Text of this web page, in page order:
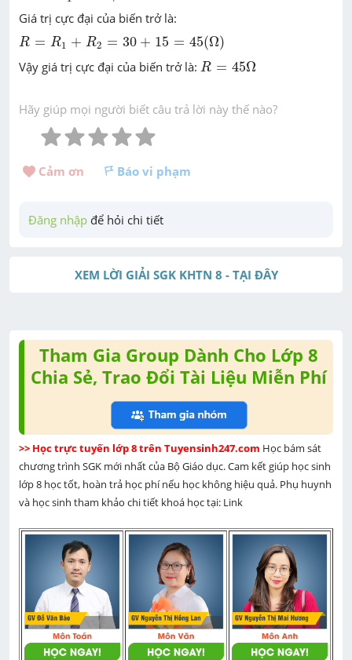
Giá trị cực đại của biến trở là:
R = R1 + R2 = 30 + 15 = 45(Ω)
R= R1 +R 2= 30 15 =45 Ω)
Vậy giá trị cực đại của biến trở là: R = 45Ω
R= 45 Ω
Hãy giúp mọi người biết câu trả lời này thế nào?
Cảm ơn Báo vi phạm
Đăng nhập để hỏi chi tiết
XEM LỜI GIẢI SGK KHTN 8 - TẠI ĐÂY
Tham Gia Group Dành Cho Lớp 8
Chia Sẻ, Trao Đổi Tài Liệu Miễn Phí
>> Học trực tuyến lớp 8 trên Tuyensinh247.com Học bám sát
chương trình SGK mới nhất của Bộ Giáo dục. Cam kết giúp học sinh
lớp 8 học tốt, hoàn trả học phí nếu học không hiệu quả. Phụ huynh
và học sinh tham khảo chi tiết khoá học tại: Link